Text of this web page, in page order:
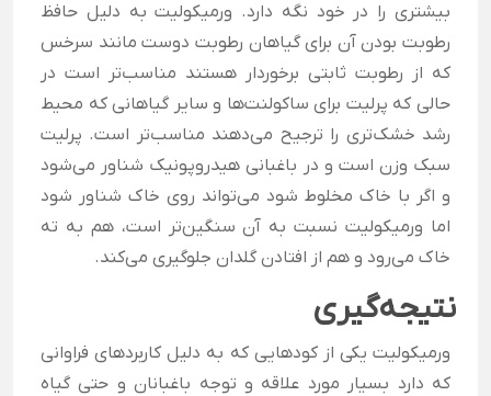
بیشتری را در خود نگه دارد. ورمیکولیت به دلیل حافظ
رطوبت بودن آن برای گیاهان رطوبت دوست مانند سرخس
که از رطوبت ثابتی برخوردار هستند مناسب‌تر است در
حالی که پرلیت برای ساکولنت‌ها و سایر گیاهانی که محیط
رشد خشک‌تری را ترجیح می‌دهند مناسب‌تر است. پرلیت
سبک وزن است و در باغبانی هیدروپونیک شناور می‌شود
و اگر با خاک مخلوط شود می‌تواند روی خاک شناور شود
اما ورمیکولیت نسبت به آن سنگین‌تر است، هم به ته
خاک می‌رود و هم از افتادن گلدان جلوگیری می‌کند.
نتیجه‌گیری
ورمیکولیت یکی از کودهایی که به دلیل کاربر‌دهای فراوانی
که دارد بسیار مورد علاقه و توجه باغبانان و حتی گیاه